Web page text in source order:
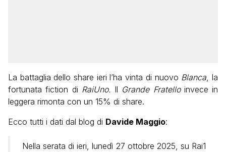
La battaglia dello share ieri l’ha vinta di nuovo Blanca , la
fortunata fiction di RaiUno. Il Grande Fratelloinvece in
leggera rimonta con un 15% di share.
Ecco tutti i dati dal blog di Davide Maggio:
Nella serata di ieri, lunedì 27 ottobre 2025, su Rai1